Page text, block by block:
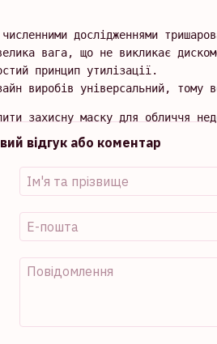
дослідженнями
вага, що не викликає
принцип утилізації.
виробів універсальний, тому
захисну маску для обличчя
відгук або коментар